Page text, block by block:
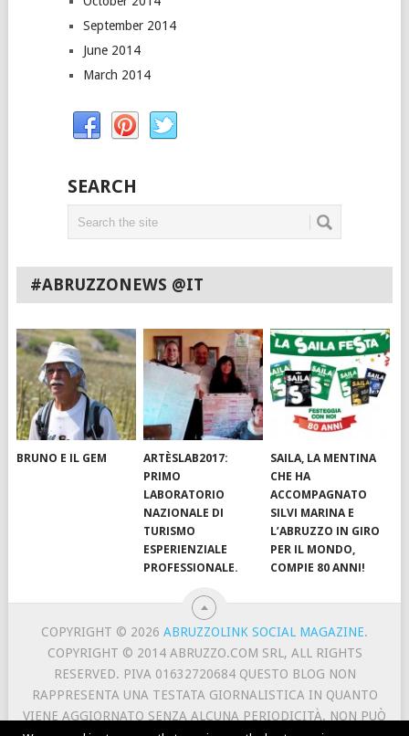
September 2014
June 2014
March 2014
SEARCH
#ABRUZZONEWS @IT
BRUNO E IL GEM
ARTÈSLAB2017:
PRIMO
LABORATORIO
NAZIONALE DI
TURISMO
ESPERIENZIALE
PROFESSIONALE.
SAILA, LA MENTINA
CHE HA
ACCOMPAGNATO
SILVI MARINA E
L’ABRUZZO IN GIRO
PER IL MONDO,
COMPIE 80 ANNI!
COPYRIGHT © 2026ABRUZZOLINK SOCIAL MAGAZINE.
COPYRIGHT © 2014 ABRUZZO.COM SRL, ALL RIGHTS
RESERVED. PIVA 01632720684 QUESTO BLOG NON
RAPPRESENTA UNA TESTATA GIORNALISTICA IN QUANTO
VIENE AGGIORNATO SENZA ALCUNA PERIODICITÀ. NON PUÒ